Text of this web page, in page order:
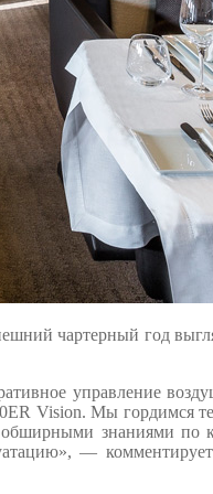
чартерный год
управление
Vision. Мы
знаниями
—